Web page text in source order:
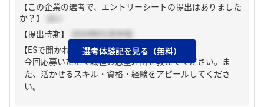
【この企業の選考で、エントリーシートの提出はありました
か？】
はい
【提出時期】
2024年01月中旬
【ESで聞かれた質問】
今回応募いただく職種の志望理由を教えてください。ま
た、活かせるスキル・資格・経験をアピールしてくださ
い。
選考体験記を見る（無料）